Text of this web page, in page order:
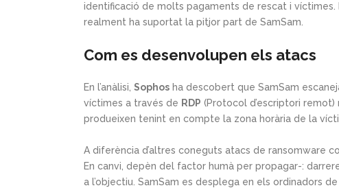
identificació de molts pagaments de rescat i
realment ha suportat la pitjor part de SamSam.
Com es desenvolupen els atacs
En l’anàlisi, Sophos ha descobert que SamSam
víctimes a través de RDP (Protocol d’escriptori
produeixen tenint en compte la zona horària de la
A diferència d’altres coneguts atacs de ransomware
En canvi, depèn del factor humà per propagar-:
a l’objectiu. SamSam es desplega en els ordinadors